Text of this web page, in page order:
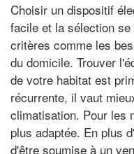
Choisir un dispositif
facile et la sélection
critères comme les
du domicile. Trouver
de votre habitat est
récurrente, il vaut
climatisation. Pour les
plus adaptée. En plus
d'être soumise à un